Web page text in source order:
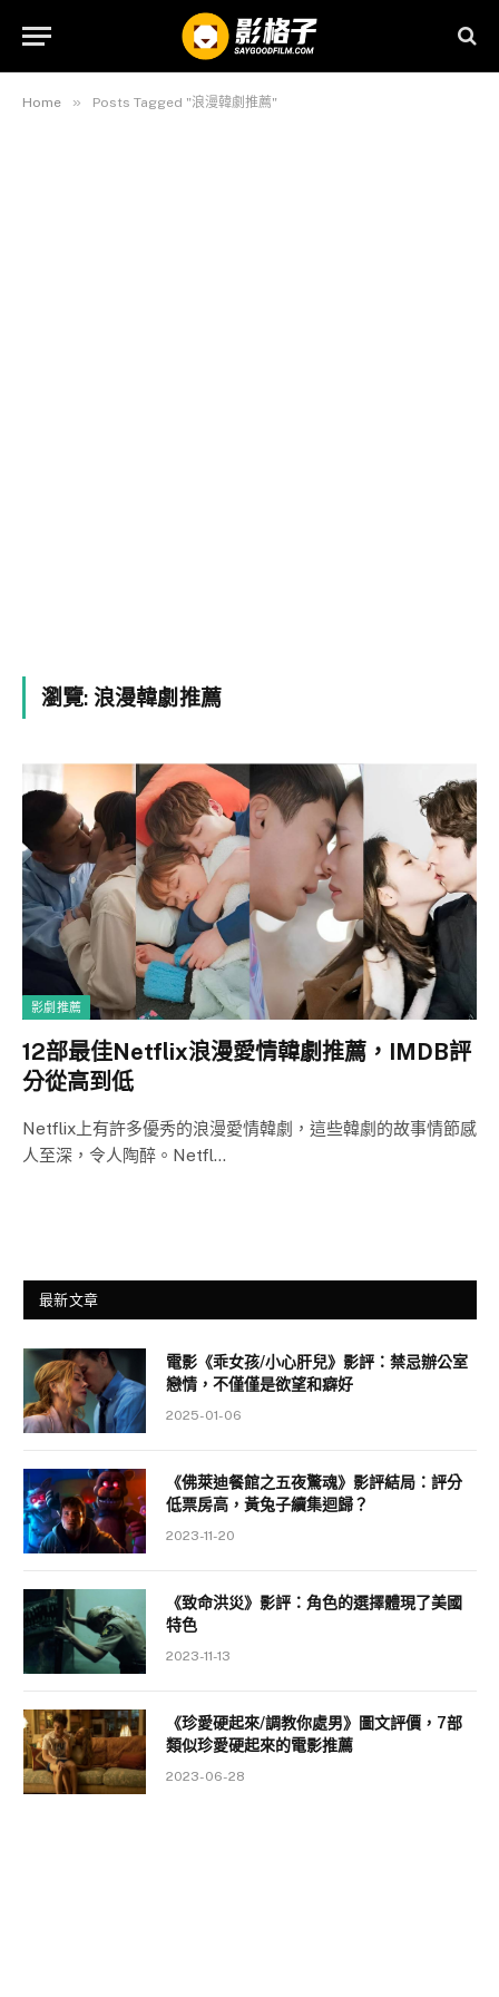
Home » Posts Tagged "浪漫韓劇推薦"
瀏覽: 浪漫韓劇推薦
影劇推薦
12部最佳Netflix浪漫愛情韓劇推薦，IMDB評
分從高到低
Netflix上有許多優秀的浪漫愛情韓劇，這些韓劇的故事情節感
人至深，令人陶醉。Netfl…
最新文章
電影《乖女孩/小心肝兒》影評：禁忌辦公室
戀情，不僅僅是欲望和癖好
2025-01-06
《佛萊迪餐館之五夜驚魂》影評結局：評分
低票房高，黃兔子續集迴歸？
2023-11-20
《致命洪災》影評：角色的選擇體現了美國
特色
2023-11-13
《珍愛硬起來/調教你處男》圖文評價，7部
類似珍愛硬起來的電影推薦
2023-06-28